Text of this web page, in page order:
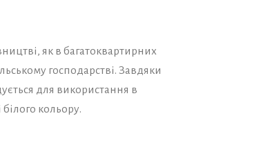
як в багатоквартирних
господарстві. Завдяки
для використання в
кольору.